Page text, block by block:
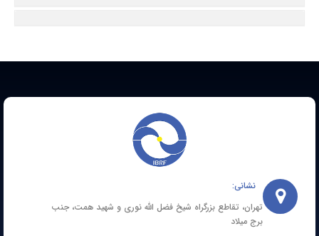
نشانی:
تهران، تقاطع بزرگراه شیخ فضل الله نوری و شهید همت، جنب
برج میلاد